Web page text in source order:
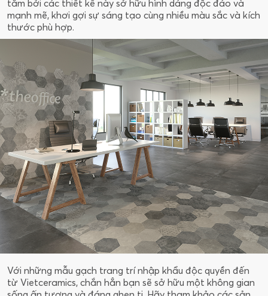
tắm bởi các thiết kế này sở hữu hình dáng độc đáo và
mạnh mẽ, khơi gợi sự sáng tạo cùng nhiều màu sắc và kích
thước phù hợp.
Với những mẫu gạch trang trí nhập khẩu độc quyền đến
từ Vietceramics, chắn hẳn bạn sẽ sở hữu một không gian